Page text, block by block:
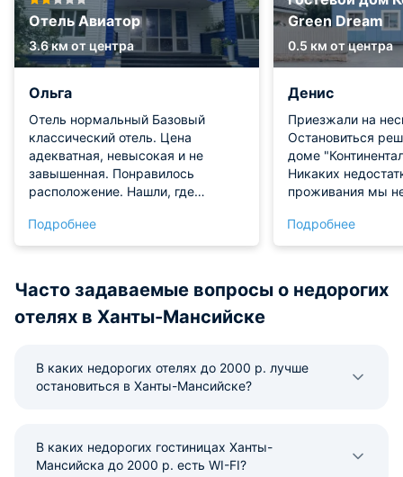
Отель Авиатор
3.6 км от центра
Ольга
Отель нормальный Базовый
классический отель. Цена
адекватная, невысокая и не
завышенная. Понравилось
расположение. Нашли, где
рекомендовать вас своим
знакомым. Оцениванием на 10 из
Подробнее
Green Dream
0.5 км от центра
Денис
Приезжали на
Остановиться
доме
Никаких
проживания мы
вежливый и
Подробнее
Часто задаваемые вопросы о недорогих
отелях в Ханты-Мансийске
В каких недорогих отелях до 2000 р. лучше
остановиться в Ханты-Мансийске?
В каких недорогих гостиницах Ханты-
Мансийска до 2000 р. есть WI-FI?